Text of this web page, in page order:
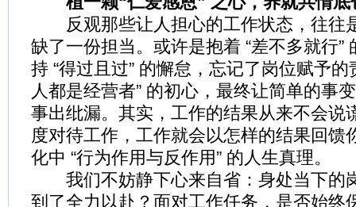
反观那些让人担心的工作状态，往往
缺了一份担当。或许是抱着 “差不多就行”
持 “得过且过” 的懈怠，忘记了岗位赋予的
人都是经营者” 的初心，最终让简单的事
事出纰漏。其实，工作的结果从来不会说
度对待工作，工作就会以怎样的结果回馈
化中 “行为作用与反作用” 的人生真理。
我们不妨静下心来自省：身处当下的
到了全力以赴？面对工作任务，是否始终